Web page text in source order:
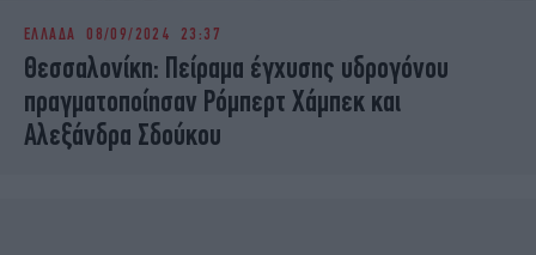
ΕΛΛΑΔΑ 08/09/2024 23:37
Θεσσαλονίκη: Πείραμα έγχυσης υδρογόνου
πραγματοποίησαν Ρόμπερτ Χάμπεκ και
Αλεξάνδρα Σδούκου